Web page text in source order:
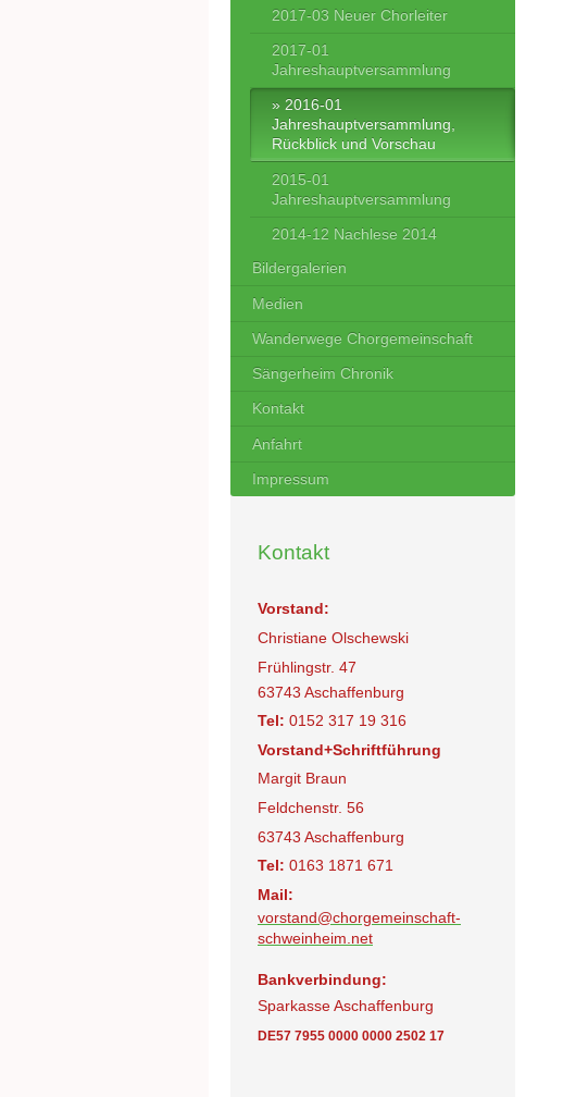
2017-03 Neuer Chorleiter
2017-01
Jahreshauptversammlung
2016-01
Jahreshauptversammlung,
Rückblick und Vorschau
2015-01
Jahreshauptversammlung
2014-12 Nachlese 2014
Bildergalerien
Medien
Wanderwege Chorgemeinschaft
Sängerheim Chronik
Kontakt
Anfahrt
Impressum
Kontakt
Vorstand:
Christiane Olschewski
Frühlingstr. 47
63743 Aschaffenburg
Tel: 0152 317 19 316
Vorstand+Schriftführung
Margit Braun
Feldchenstr. 56
63743 Aschaffenburg
Tel: 0163 1871 671
Mail:
vorstand@chorgemeinschaft-
schweinheim.net
Bankverbindung:
Sparkasse Aschaffenburg
DE57 7955 0000 0000 2502 17